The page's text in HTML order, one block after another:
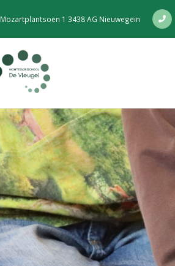
Mozartplantsoen 1 3438 AG Nieuwegein